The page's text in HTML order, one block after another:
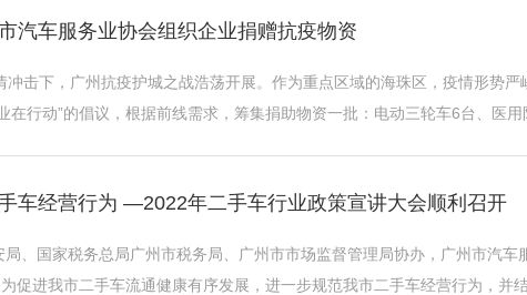
汽车服务业协会组织企业捐赠抗疫物资
击下，广州抗疫护城之战浩荡开展。作为重点区域的海珠区，疫情形势
在行动”的倡议，根据前线需求，筹集捐助物资一批：电动三轮车6台、医
车经营行为 —2022年二手车行业政策宣讲大会顺利召开
、国家税务总局广州市税务局、广州市市场监督管理局协办，广州市汽
促进我市二手车流通健康有序发展，进一步规范我市二手车经营行为，并